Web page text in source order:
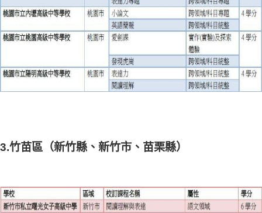
3.竹苗區（新竹縣、新竹市、苗栗縣）